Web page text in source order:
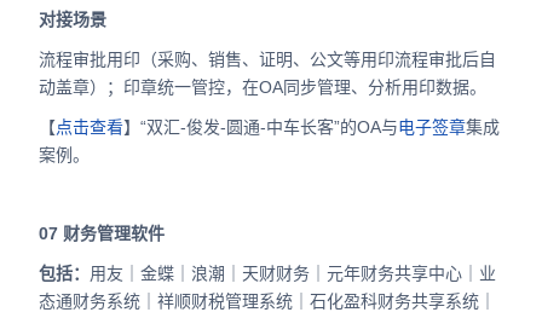
对接场景
流程审批用印（采购、销售、证明、公文等用印流程审批后自
动盖章）；印章统一管控，在OA同步管理、分析用印数据。
【点击查看】“双汇-俊发-圆通-中车长客”的OA与电子签章集成
案例。
07 财务管理软件
包括： 用友｜金蝶｜浪潮｜天财财务｜元年财务共享中心｜业
态通财务系统｜祥顺财税管理系统｜石化盈科财务共享系统｜